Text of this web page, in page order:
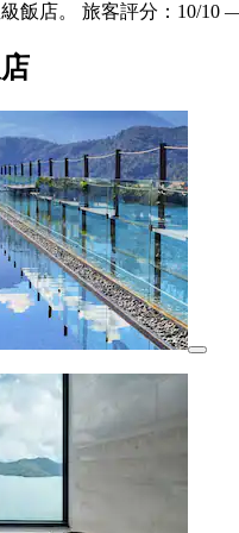
飯店。 旅客評分：10/10 —